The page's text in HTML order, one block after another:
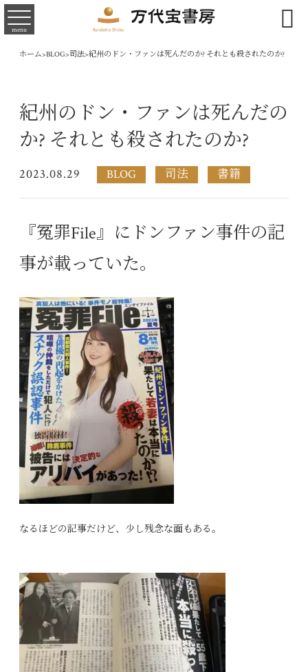
menu 
ホーム>BLOG>司法>紀州のドン・ファンは死んだのか? それとも殺されたのか?
紀州のドン・ファンは死んだの
か? それとも殺されたのか?
2023.08.29 BLOG 司法 書籍
『冤罪File』にドンファン事件の記
事が載っていた。
なるほどの記事だけど、少し残念な面もある。